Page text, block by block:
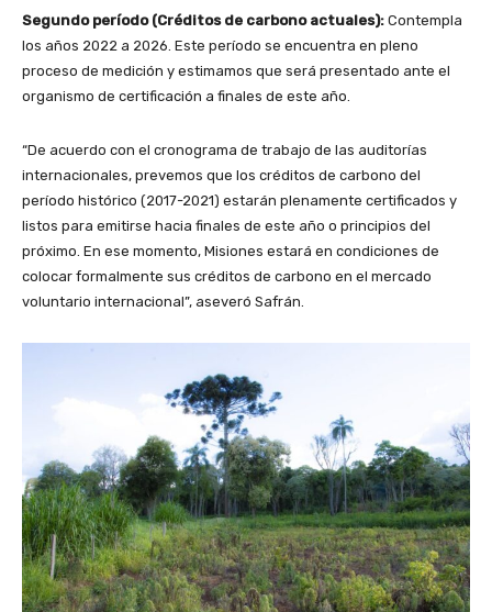
Segundo período (Créditos de carbono actuales): Contempla
los años 2022 a 2026. Este período se encuentra en pleno
proceso de medición y estimamos que será presentado ante el
organismo de certificación a finales de este año.
“De acuerdo con el cronograma de trabajo de las auditorías
internacionales, prevemos que los créditos de carbono del
período histórico (2017-2021) estarán plenamente certificados y
listos para emitirse hacia finales de este año o principios del
próximo. En ese momento, Misiones estará en condiciones de
colocar formalmente sus créditos de carbono en el mercado
voluntario internacional”, aseveró Safrán.